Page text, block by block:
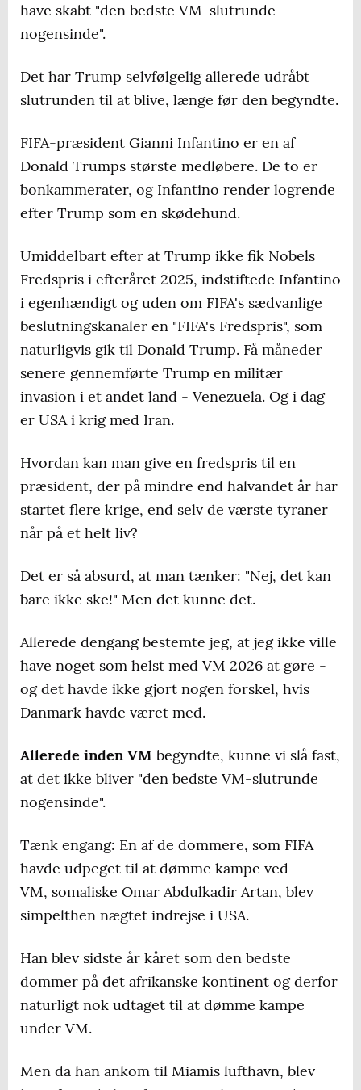
have skabt "den bedste VM-slutrunde
nogensinde".
Det har Trump selvfølgelig allerede udråbt
slutrunden til at blive, længe før den begyndte.
FIFA-præsident Gianni Infantino er en af
Donald Trumps største medløbere. De to er
bonkammerater, og Infantino render logrende
efter Trump som en skødehund.
Umiddelbart efter at Trump ikke fik Nobels
Fredspris i efteråret 2025, indstiftede Infantino
i egenhændigt og uden om FIFA's sædvanlige
beslutningskanaler en "FIFA's Fredspris", som
naturligvis gik til Donald Trump. Få måneder
senere gennemførte Trump en militær
invasion i et andet land - Venezuela. Og i dag
er USA i krig med Iran.
Hvordan kan man give en fredspris til en
præsident, der på mindre end halvandet år har
startet flere krige, end selv de værste tyraner
når på et helt liv?
Det er så absurd, at man tænker: "Nej, det kan
bare ikke ske!" Men det kunne det.
Allerede dengang bestemte jeg, at jeg ikke ville
have noget som helst med VM 2026 at gøre -
og det havde ikke gjort nogen forskel, hvis
Danmark havde været med.
Allerede inden VM begyndte, kunne vi slå fast,
at det ikke bliver "den bedste VM-slutrunde
nogensinde".
Tænk engang: En af de dommere, som FIFA
havde udpeget til at dømme kampe ved
VM, somaliske Omar Abdulkadir Artan, blev
simpelthen nægtet indrejse i USA.
Han blev sidste år kåret som den bedste
dommer på det afrikanske kontinent og derfor
naturligt nok udtaget til at dømme kampe
under VM.
Men da han ankom til Miamis lufthavn, blev